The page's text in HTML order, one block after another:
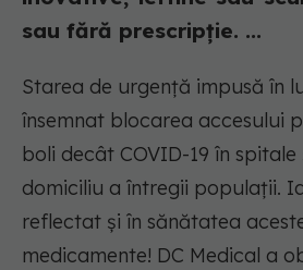
sau fără prescripție. ...
Starea de urgență impusă în
însemnat blocarea accesului
boli decât COVID-19 în
domiciliu a întregii populații.
reflectat și în sănătatea
medicamente! DC Medical a